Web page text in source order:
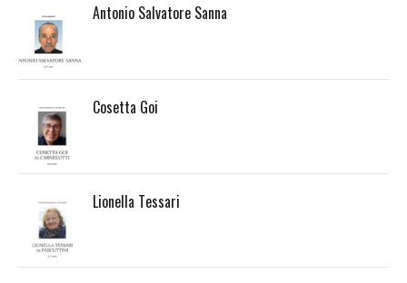
Antonio Salvatore Sanna
Cosetta Goi
Lionella Tessari